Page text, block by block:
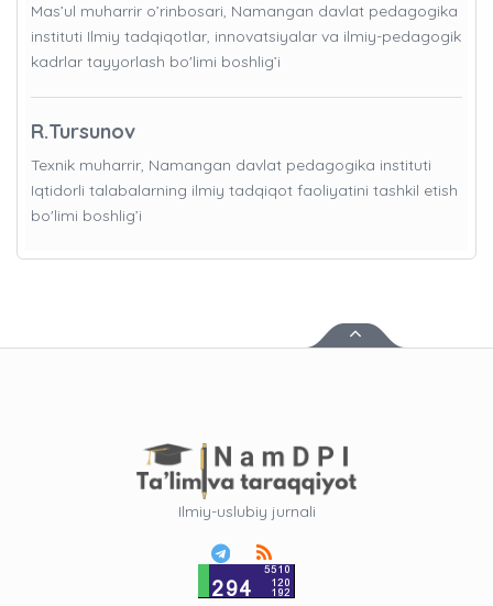
Mas’ul muharrir o’rinbosari, Namangan davlat pedagogika
instituti Ilmiy tadqiqotlar, innovatsiyalar va ilmiy-pedagogik
kadrlar tayyorlash bo'limi boshlig’i
R.Tursunov
Texnik muharrir, Namangan davlat pedagogika instituti
Iqtidorli talabalarning ilmiy tadqiqot faoliyatini tashkil etish
bo'limi boshlig’i
Ilmiy-uslubiy jurnali